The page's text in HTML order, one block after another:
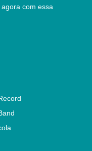
com essa